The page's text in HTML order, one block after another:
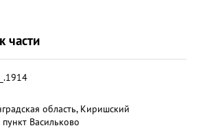
части
область, Киришский
Васильково